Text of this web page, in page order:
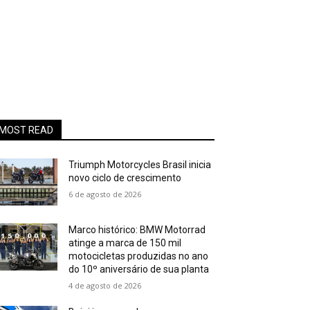
MOST READ
Triumph Motorcycles Brasil inicia
novo ciclo de crescimento
6 de agosto de 2026
Marco histórico: BMW Motorrad
atinge a marca de 150 mil
motocicletas produzidas no ano
do 10º aniversário de sua planta
4 de agosto de 2026